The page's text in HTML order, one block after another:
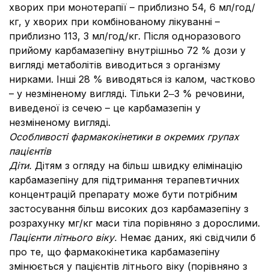
хворих при монотерапії – приблизно 54, 6 мл/год/
кг, у хворих при комбінованому лікуванні –
приблизно 113, 3 мл/год/кг. Після одноразового
прийому карбамазепіну внутрішньо 72 % дози у
вигляді метаболітів виводиться з організму
нирками. Інші 28 % виводяться із калом, частково
– у незміненому вигляді. Тільки 2‒3 % речовини,
виведеної із сечею – це карбамазепін у
незміненому вигляді.
Особливості фармакокінетики в окремих групах
пацієнтів
Діти. Дітям з огляду на більш швидку елімінацію
карбамазепіну для підтримання терапевтичних
концентрацій препарату може бути потрібним
застосування більш високих доз карбамазепіну з
розрахунку мг/кг маси тіла порівняно з дорослими.
Пацієнти літнього віку. Немає даних, які свідчили б
про те, що фармакокінетика карбамазепіну
змінюється у пацієнтів літнього віку (порівняно з